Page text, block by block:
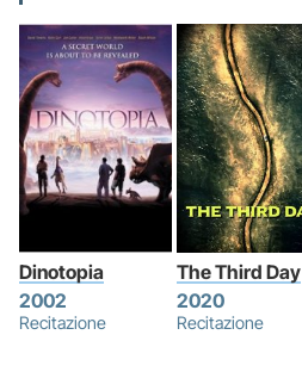
Dinotopia
2002
Recitazione
The Third Day
2020
Recitazione